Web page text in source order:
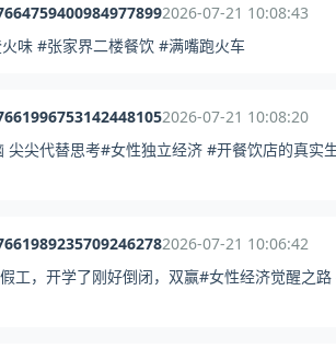
2026-07-21 10:08:43
味 #张家界二楼餐饮 #满嘴跑火车
2026-07-21 10:08:20
尖尖代替思考#女性独立经济 #开餐饮店的真实
2026-07-21 10:06:42
工，开学了刚好倒闭，双赢#女性经济觉醒之